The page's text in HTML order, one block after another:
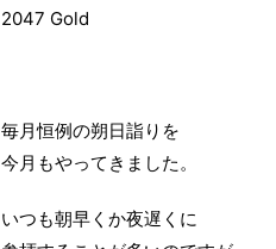
2047 Gold
毎月恒例の朔日詣りを
今月もやってきました。
いつも朝早くか夜遅くに